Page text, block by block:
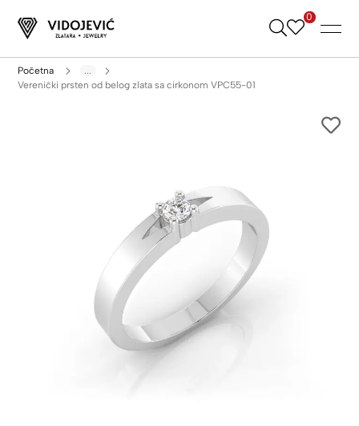
Skip
0
Početna
...
Verenički prsten od belog zlata sa cirkonom VPC55-01